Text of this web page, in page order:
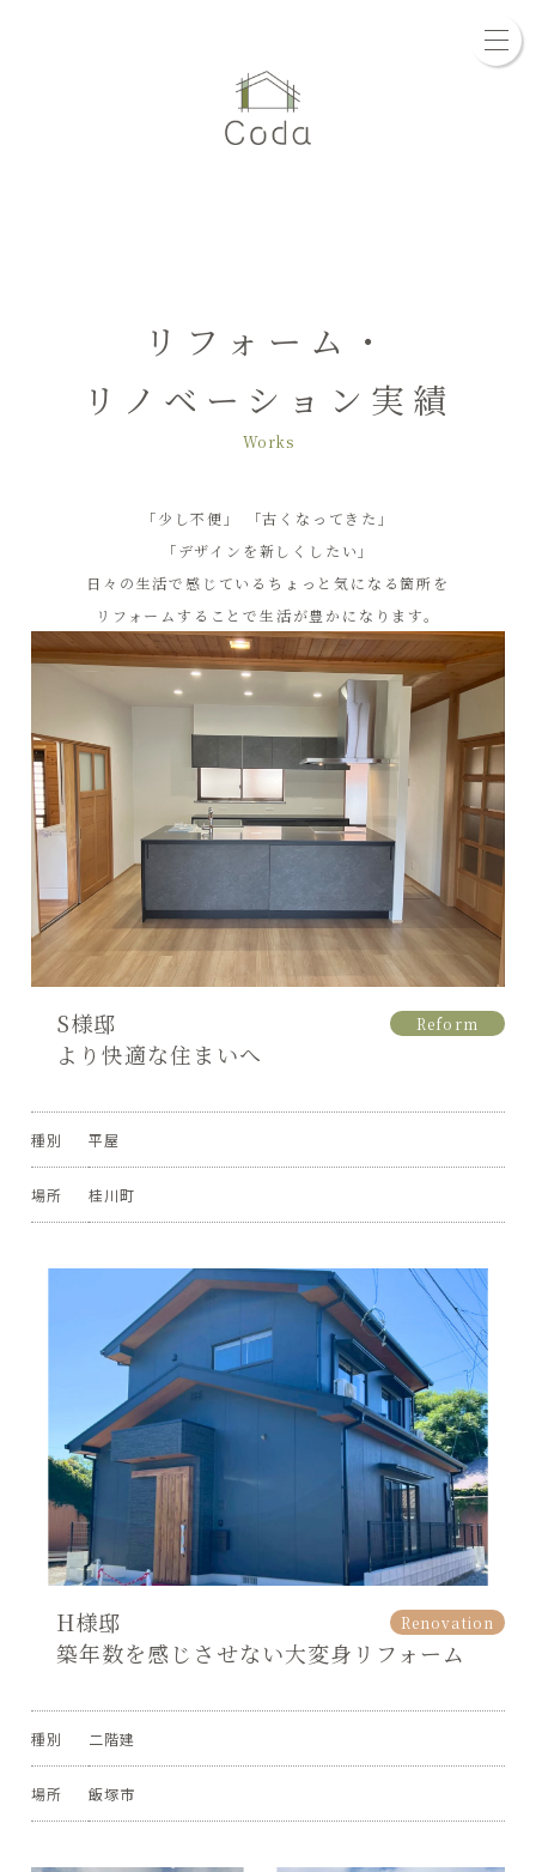
リフォーム・
リノベーション実績
Works
「少し不便」 「古くなってきた」
「デザインを新しくしたい」
日々の生活で感じているちょっと気になる箇所を
リフォームすることで生活が豊かになります。
S様邸 Reform
より快適な住まいへ
種別 平屋
場所 桂川町
H様邸 Renovation
築年数を感じさせない大変身リフォーム
種別 二階建
場所 飯塚市